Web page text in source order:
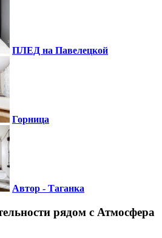
ПЛЕД на Павелецкой
Горница
Автор - Таганка
рядом c Атмосфера